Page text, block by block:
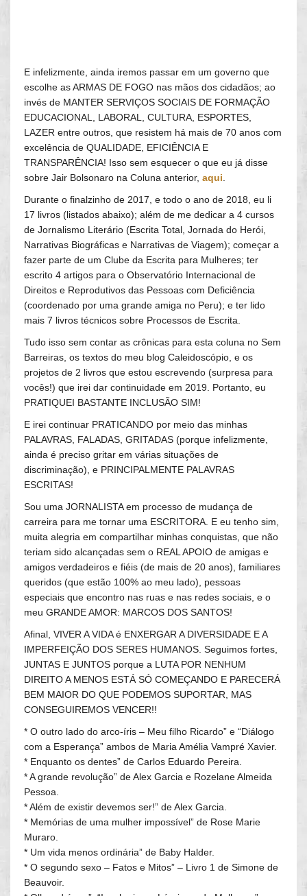
E infelizmente, ainda iremos passar em um governo que
escolhe as ARMAS DE FOGO nas mãos dos cidadãos; ao
invés de MANTER SERVIÇOS SOCIAIS DE FORMAÇÃO
EDUCACIONAL, LABORAL, CULTURA, ESPORTES,
LAZER entre outros, que resistem há mais de 70 anos com
excelência de QUALIDADE, EFICIÊNCIA E
TRANSPARÊNCIA! Isso sem esquecer o que eu já disse
sobre Jair Bolsonaro na Coluna anterior, aqui.
Durante o finalzinho de 2017, e todo o ano de 2018, eu li
17 livros (listados abaixo); além de me dedicar a 4 cursos
de Jornalismo Literário (Escrita Total, Jornada do Herói,
Narrativas Biográficas e Narrativas de Viagem); começar a
fazer parte de um Clube da Escrita para Mulheres; ter
escrito 4 artigos para o Observatório Internacional de
Direitos e Reprodutivos das Pessoas com Deficiência
(coordenado por uma grande amiga no Peru); e ter lido
mais 7 livros técnicos sobre Processos de Escrita.
Tudo isso sem contar as crônicas para esta coluna no Sem
Barreiras, os textos do meu blog Caleidoscópio, e os
projetos de 2 livros que estou escrevendo (surpresa para
vocês!) que irei dar continuidade em 2019. Portanto, eu
PRATIQUEI BASTANTE INCLUSÃO SIM!
E irei continuar PRATICANDO por meio das minhas
PALAVRAS, FALADAS, GRITADAS (porque infelizmente,
ainda é preciso gritar em várias situações de
discriminação), e PRINCIPALMENTE PALAVRAS
ESCRITAS!
Sou uma JORNALISTA em processo de mudança de
carreira para me tornar uma ESCRITORA. E eu tenho sim,
muita alegria em compartilhar minhas conquistas, que não
teriam sido alcançadas sem o REAL APOIO de amigas e
amigos verdadeiros e fiéis (de mais de 20 anos), familiares
queridos (que estão 100% ao meu lado), pessoas
especiais que encontro nas ruas e nas redes sociais, e o
meu GRANDE AMOR: MARCOS DOS SANTOS!
Afinal, VIVER A VIDA é ENXERGAR A DIVERSIDADE E A
IMPERFEIÇÃO DOS SERES HUMANOS. Seguimos fortes,
JUNTAS E JUNTOS porque a LUTA POR NENHUM
DIREITO A MENOS ESTÁ SÓ COMEÇANDO E PARECERÁ
BEM MAIOR DO QUE PODEMOS SUPORTAR, MAS
CONSEGUIREMOS VENCER!!
* O outro lado do arco-íris – Meu filho Ricardo” e “Diálogo
com a Esperança” ambos de Maria Amélia Vampré Xavier.
* Enquanto os dentes” de Carlos Eduardo Pereira.
* A grande revolução” de Alex Garcia e Rozelane Almeida
Pessoa.
* Além de existir devemos ser!” de Alex Garcia.
* Memórias de uma mulher impossível” de Rose Marie
Muraro.
* Um vida menos ordinária” de Baby Halder.
* O segundo sexo – Fatos e Mitos” – Livro 1 de Simone de
Beauvoir.